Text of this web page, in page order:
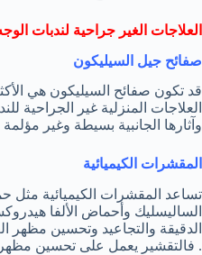
العلاجات الغير جراحية لندبات
صفائح جيل السيليكون
قد تكون صفائح السيليكون هي
العلاجات المنزلية غير الجراحية
وآثارها الجانبية بسيطة وغير
المقشرات الكيميائية
تساعد المقشرات الكيميائية
الساليسليك وأحماض الألفا
الدقيقة والتجاعيد وتحسين مظهر
. فالتقشير يعمل على تحسين